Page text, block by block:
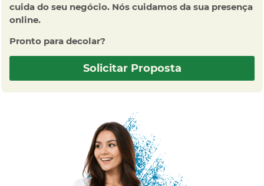
cuida do seu negócio. Nós cuidamos da sua presença
online.
Pronto para decolar?
Solicitar Proposta